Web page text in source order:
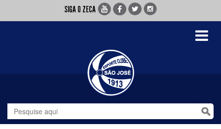
SIGA O ZECA
Toggle